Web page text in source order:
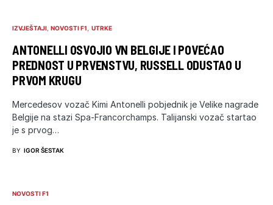
IZVJEŠTAJI NOVOSTI F1 UTRKE
ANTONELLI OSVOJIO VN BELGIJE I POVEĆAO
PREDNOST U PRVENSTVU, RUSSELL ODUSTAO U
PRVOM KRUGU
Mercedesov vozač Kimi Antonelli pobjednik je Velike nagrade
Belgije na stazi Spa-Francorchamps. Talijanski vozač startao
je s prvog…
BY IGOR ŠESTAK
NOVOSTI F1